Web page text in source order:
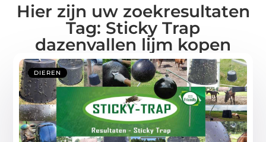
Hier zijn uw zoekresultaten
Tag: Sticky Trap
dazenvallen lijm kopen
DIEREN